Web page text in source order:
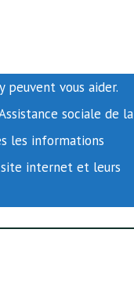
peuvent vous aider.
sociale de la
les informations
internet et leurs